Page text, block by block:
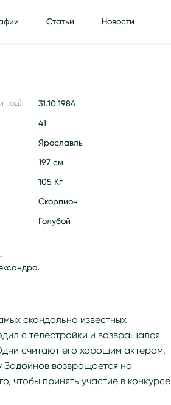
Статьи Новости
год): 31.10.1984
41
Ярославль
197 см
105 Кг
Скорпион
Голубой
скандально известных
с телестройки и возвращался
считают его хорошим актером,
возвращается на
чтобы принять участие в конкурсе